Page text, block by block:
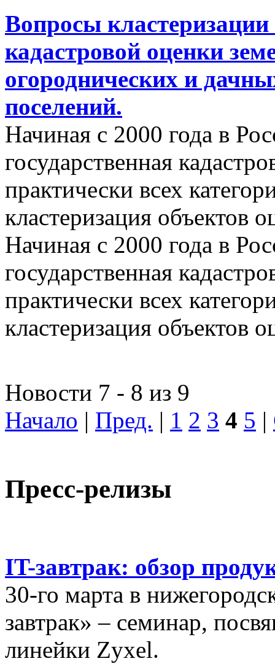
Вопросы кластеризации
кадастровой оценки
огороднических и
поселений.
Начиная с 2000 года в
государственная
практически всех
кластеризация объектов
Начиная с 2000 года в
государственная
практически всех
кластеризация объектов
Новости 7 - 8 из 9
Начало | Пред. | 1 2 3 4 5 |
Пресс-релизы
IT-завтрак: обзор
30-го марта в
завтрак» – семинар,
линейки Zyxel.